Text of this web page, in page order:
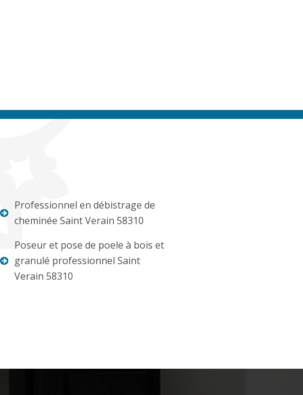
Professionnel en débistrage de
cheminée Saint Verain 58310
Poseur et pose de poele à bois et
granulé professionnel Saint
Verain 58310